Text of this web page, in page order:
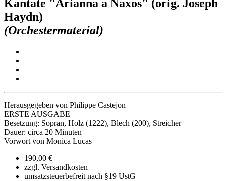
Kantate "Arianna a Naxos" (orig. Joseph
Haydn)
(Orchestermaterial)
Herausgegeben von Philippe Castejon
ERSTE AUSGABE
Besetzung: Sopran, Holz (1222), Blech (200), Streicher
Dauer: circa 20 Minuten
Vorwort von Monica Lucas
190,00 €
zzgl. Versandkosten
umsatzsteuerbefreit nach §19 UstG